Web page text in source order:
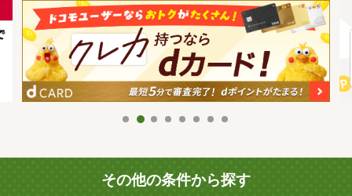
その他の条件から探す